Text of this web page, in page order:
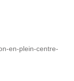
en-plein-centre-